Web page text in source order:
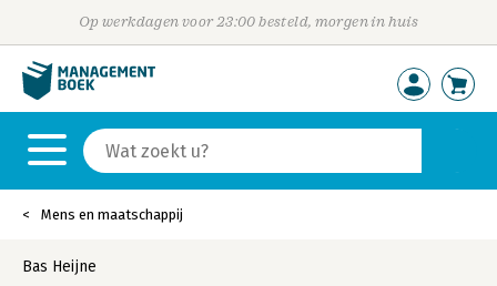
Op werkdagen voor 23:00 besteld, morgen in huis
Mens en maatschappij
Bas Heijne